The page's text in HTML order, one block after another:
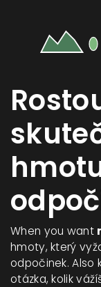
When you want
hmoty, který
odpočinek. Also
otázka, kolik